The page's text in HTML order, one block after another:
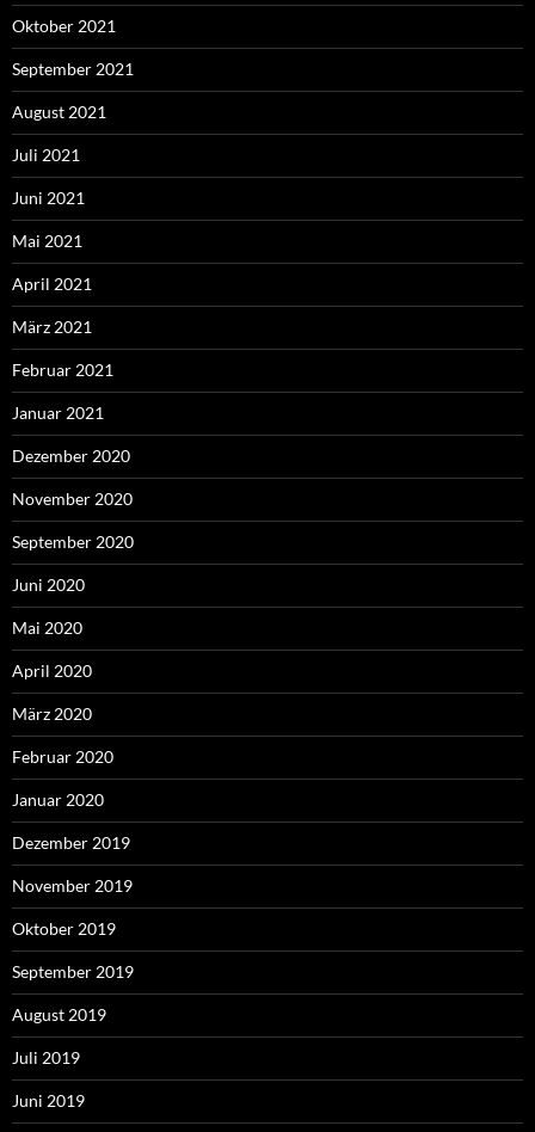
Oktober 2021
September 2021
August 2021
Juli 2021
Juni 2021
Mai 2021
April 2021
März 2021
Februar 2021
Januar 2021
Dezember 2020
November 2020
September 2020
Juni 2020
Mai 2020
April 2020
März 2020
Februar 2020
Januar 2020
Dezember 2019
November 2019
Oktober 2019
September 2019
August 2019
Juli 2019
Juni 2019